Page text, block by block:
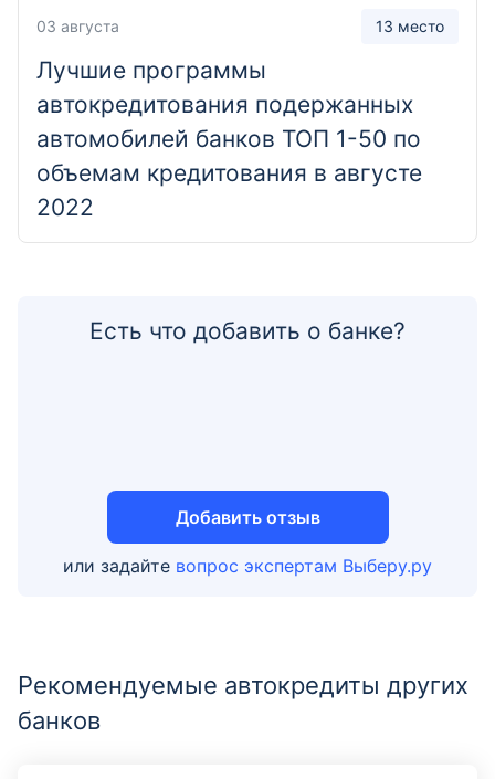
Дополнительный офис "Гостиный двор"
площадь, 1
Отделение
Дополнительный офис "Дзержинский"
Новосибирск, проспект Дзержинского, 1/2
03 августа 13 место
Лучшие программы
автокредитования подержанных
автомобилей банков ТОП 1-50 по
объемам кредитования в августе
2022
Есть что добавить о банке?
Добавить отзыв
или задайте вопрос экспертам Выберу.ру
Рекомендуемые автокредиты других
банков